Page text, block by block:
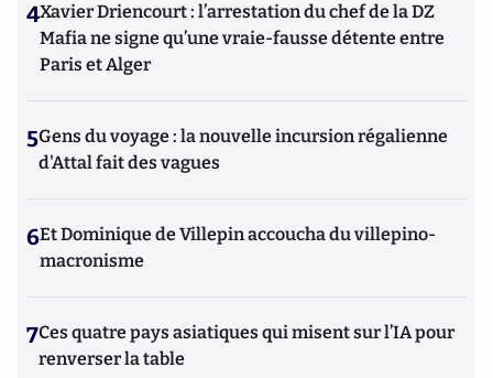
4Xavier Driencourt : l’arrestation du chef de la DZ
Mafia ne signe qu’une vraie-fausse détente entre
Paris et Alger
5Gens du voyage : la nouvelle incursion régalienne
d'Attal fait des vagues
6Et Dominique de Villepin accoucha du villepino-
macronisme
7Ces quatre pays asiatiques qui misent sur l’IA pour
renverser la table